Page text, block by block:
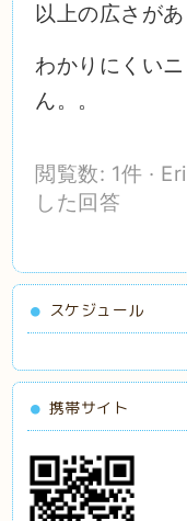
以上の広さがあ
わかりにくい
ん。。
閲覧数: 1件 ·
した回答
スケジュール
携帯サイト